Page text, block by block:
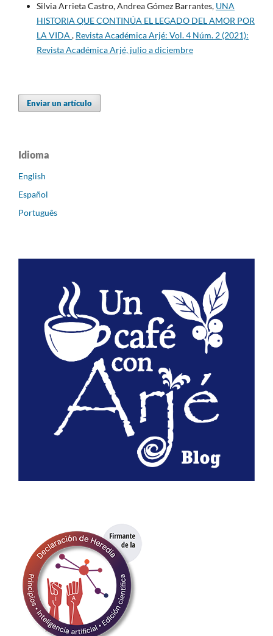
Silvia Arrieta Castro, Andrea Gómez Barrantes, UNA
HISTORIA QUE CONTINÚA EL LEGADO DEL AMOR POR
LA VIDA , Revista Académica Arjé: Vol. 4 Núm. 2 (2021):
Revista Académica Arjé, julio a diciembre
Enviar un artículo
Idioma
English
Español
Português